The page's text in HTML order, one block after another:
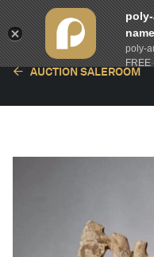
AUCTION SALEROOM
name
poly-
FREE